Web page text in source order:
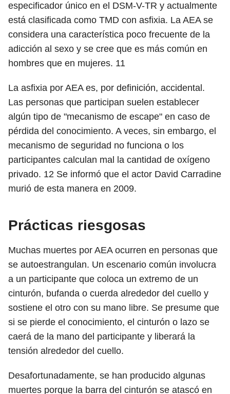
especificador único en el DSM-V-TR y actualmente
está clasificada como TMD con asfixia. La AEA se
considera una característica poco frecuente de la
adicción al sexo y se cree que es más común en
hombres que en mujeres. 11
La asfixia por AEA es, por definición, accidental.
Las personas que participan suelen establecer
algún tipo de "mecanismo de escape" en caso de
pérdida del conocimiento. A veces, sin embargo, el
mecanismo de seguridad no funciona o los
participantes calculan mal la cantidad de oxígeno
privado. 12 Se informó que el actor David Carradine
murió de esta manera en 2009.
Prácticas riesgosas
Muchas muertes por AEA ocurren en personas que
se autoestrangulan. Un escenario común involucra
a un participante que coloca un extremo de un
cinturón, bufanda o cuerda alrededor del cuello y
sostiene el otro con su mano libre. Se presume que
si se pierde el conocimiento, el cinturón o lazo se
caerá de la mano del participante y liberará la
tensión alrededor del cuello.
Desafortunadamente, se han producido algunas
muertes porque la barra del cinturón se atascó en